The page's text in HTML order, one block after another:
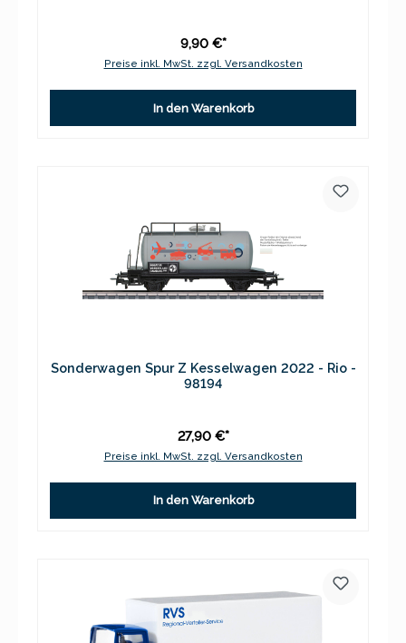
9,90 €*
Preise inkl. MwSt. zzgl. Versandkosten
In den Warenkorb
Sonderwagen Spur Z Kesselwagen 2022 - Rio -
98194
27,90 €*
Preise inkl. MwSt. zzgl. Versandkosten
In den Warenkorb